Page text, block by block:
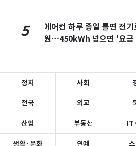
5
에어컨 하루 종일 틀면 전기
원…450kWh 넘으면 '요금
정치 사회
전국 외교
산업 부동산
생활·문화 연예